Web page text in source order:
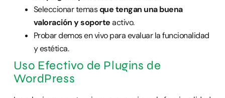
Seleccionar temasque tengan una buena
valoración y soporteactivo.
Probar demos en vivo para evaluar la funcionalidad
y estética.
Uso Efectivo de Plugins de
WordPress